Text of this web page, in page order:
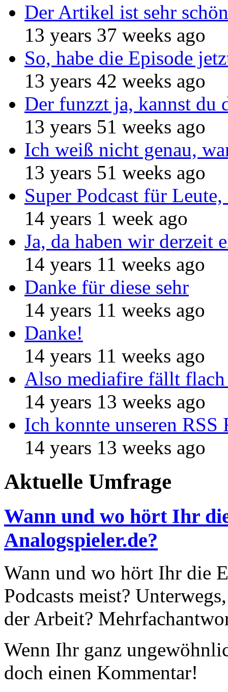
Der Artikel ist sehr schön
13 years 37 weeks ago
So, habe die Episode
13 years 42 weeks ago
Der funzzt ja, kannst du
13 years 51 weeks ago
Ich weiß nicht genau,
13 years 51 weeks ago
Super Podcast für Leute,
14 years 1 week ago
Ja, da haben wir derzeit
14 years 11 weeks ago
Danke für diese sehr
14 years 11 weeks ago
Danke!
14 years 11 weeks ago
Also mediafire fällt
14 years 13 weeks ago
Ich konnte unseren RSS
14 years 13 weeks ago
Aktuelle Umfrage
Wann und wo hört Ihr
Analogspieler.de?
Wann und wo hört Ihr die
Podcasts meist?
der Arbeit?
Wenn Ihr ganz
doch einen Kommentar!